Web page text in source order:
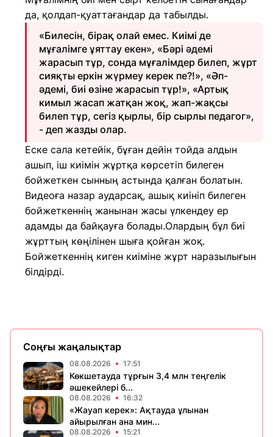
да, қолдап-қуаттағандар да табылды.
«Билесін, бірақ олай емес. Киімі де
мұғалімге ұяттау екен», «Бәрі әдемі
жарасып тұр, сонда мұғалімдер билеп, жұрт
сияқты еркін жүрмеу керек пе?!», «Әп-
әдемі, биі өзіне жарасып тұр!», «Артық
кимыл жасап жатқан жоқ, жап-жақсы
билеп тұр, сегіз қырлы, бір сырлы педагог»,
- деп жазды олар.
Еске сала кетейік, бұған дейін тойда алдын
ашып, іш киімін жұртқа көрсетіп билеген
бойжеткен сынның астында қалған болатын.
Видеоға назар аударсақ, ашық киініп билеген
бойжеткеннің жанынан жасы үлкендеу ер
адамды да байқауға болады.Олардың бұл биі
жұрттың көңілінен шыға қойған жоқ.
Бойжеткеннің киген киіміне жұрт наразылығын
білдірді.
Соңғы жаңалықтар
08.08.2026 17:51
Көкшетауда тұрғын 3,4 млн теңгелік
әшекейлері б...
08.08.2026 16:32
«Жауап керек»: Ақтауда ұлынан
айырылған ана мин...
08.08.2026 15:21